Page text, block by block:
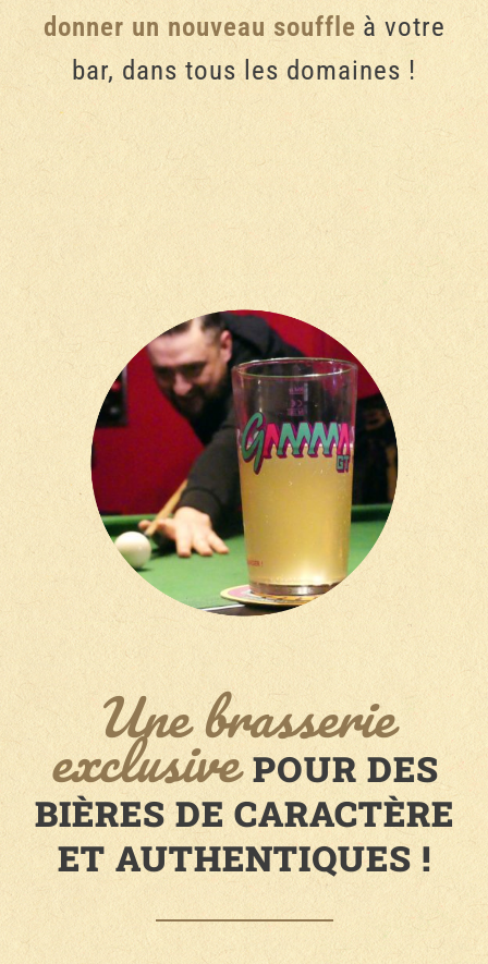
donner un nouveau souffle à votre
bar, dans tous les domaines !
Une brasserie
exclusive POUR DES
BIÈRES DE CARACTÈRE
ET AUTHENTIQUES !